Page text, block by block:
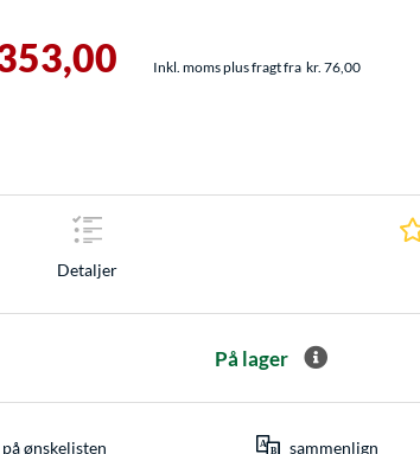
Inkl. moms plus fragt fra kr. 76,00
Detaljer
På lager
på ønskelisten sammenlign